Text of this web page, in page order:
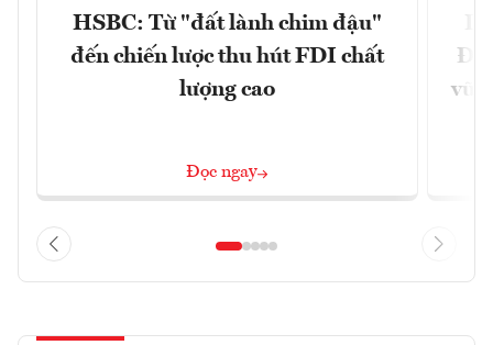
HSBC: Từ "đất lành chim đậu"
đến chiến lược thu hút FDI chất
lượng cao
Đọc ngay